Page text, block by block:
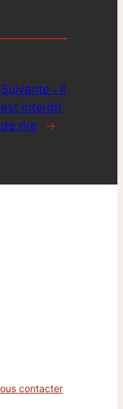
Suivante : Il
est interdit
de rire
→
contacter